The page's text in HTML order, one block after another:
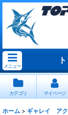
メニュー
カテゴリ マイページ
ホーム > ギャレイ ア